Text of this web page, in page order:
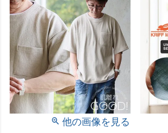
他の画像を見る